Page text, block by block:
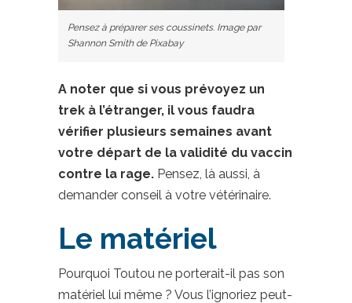
Pensez à préparer ses coussinets. Image par
Shannon Smith de Pixabay
A noter que si vous prévoyez un
trek à l’étranger, il vous faudra
vérifier plusieurs semaines avant
votre départ de la validité du vaccin
contre la rage. Pensez, là aussi, à
demander conseil à votre vétérinaire.
Le matériel
Pourquoi Toutou ne porterait-il pas son
matériel lui même ? Vous l’ignoriez peut-